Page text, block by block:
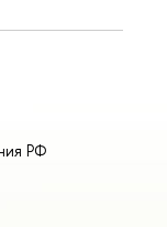
РФ